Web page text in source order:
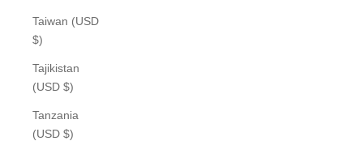
Taiwan (USD
$)
Tajikistan
(USD $)
Tanzania
(USD $)